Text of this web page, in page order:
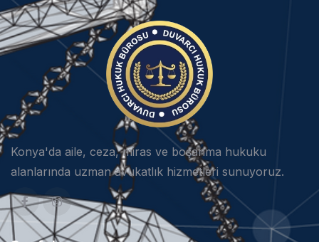
Konya'da aile, ceza, miras ve boşanma hukuku
alanlarında uzman avukatlık hizmetleri sunuyoruz.